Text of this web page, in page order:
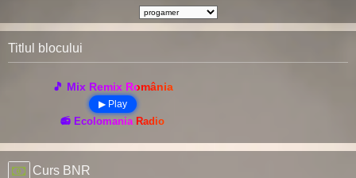
Titlul blocului
🎵 Mix Remix România
▶ Play
📻 Ecolomania Radio
Curs BNR